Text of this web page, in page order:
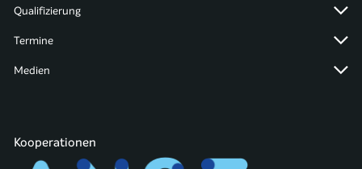
Qualifizierung
Termine
Medien
Kooperationen